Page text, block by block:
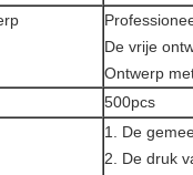
De vrije
Ontwerp
500pcs
1. De
2. De druk